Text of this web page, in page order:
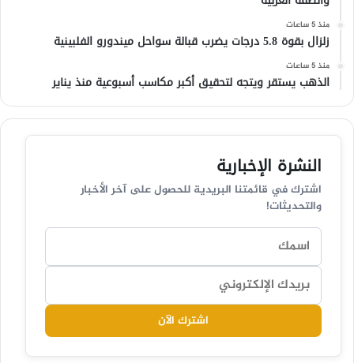
منذ 5 ساعات
زلزال بقوة 5.8 درجات يضرب قبالة سواحل ميندورو الفلبينية
منذ 5 ساعات
الذهب يستقر ويتجه لتحقيق أكبر مكاسب أسبوعية منذ يناير
النشرة الإخبارية
اشترك في قائمتنا البريدية للحصول على آخر الأخبار
والتحديثات!
اشترك الآن